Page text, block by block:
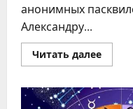
анонимных
Александру...
Читать далее
умер